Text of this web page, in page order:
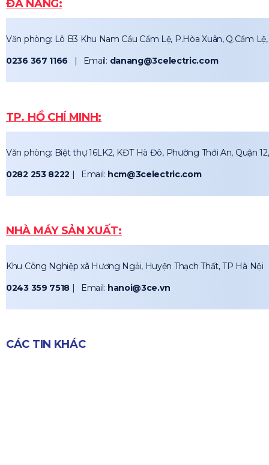
ĐÀ NẴNG:
Văn phòng: Lô B3 Khu Nam Cầu Cẩm Lệ, P.Hòa Xuân, Q.Cẩm
0236 367 1166 | Email: danang@3celectric.com
TP. HỒ CHÍ MINH:
Văn phòng: Biệt thự 16LK2, KĐT Hà Đô, Phường Thới An, Quận
0282 253 8222 | Email: hcm@3celectric.com
NHÀ MÁY SẢN XUẤT:
Khu Công Nghiệp xã Hương Ngải, Huyện Thạch Thất, TP Hà Nội
0243 359 7518 | Email: hanoi@3ce.vn
CÁC TIN KHÁC